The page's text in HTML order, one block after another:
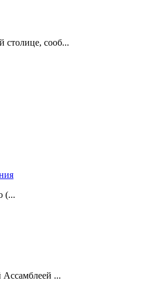
столице, сооб...
(...
Ассамблеей ...